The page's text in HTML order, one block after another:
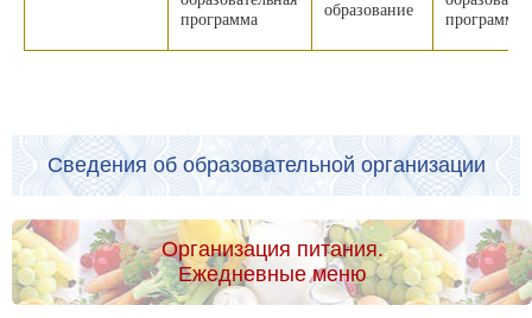
программа
образование
программа
Сведения об образовательной организации
Организация питания.
Ежедневные меню